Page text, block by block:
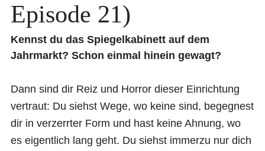
Episode 21)
Kennst du das Spiegelkabinett auf dem
Jahrmarkt? Schon einmal hinein gewagt?
Dann sind dir Reiz und Horror dieser Einrichtung
vertraut: Du siehst Wege, wo keine sind, begegnest
dir in verzerrter Form und hast keine Ahnung, wo
es eigentlich lang geht. Du siehst immerzu nur dich